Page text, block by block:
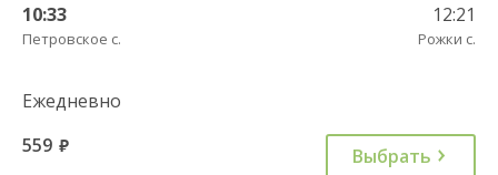
10:33
Петровское с.
12:21
Рожки с.
Ежедневно
559 руб. Выбрать